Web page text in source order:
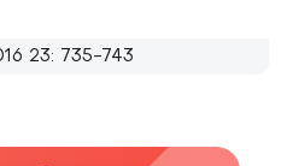
23: 735-743